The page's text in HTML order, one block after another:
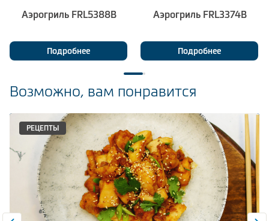
Аэрогриль FRL5388B
Подробнее
Аэрогриль FRL3374B
Подробнее
Возможно, вам понравится
РЕЦЕПТЫ